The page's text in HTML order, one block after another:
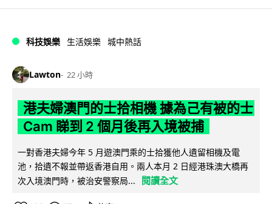
科技娛樂 生活娛樂 城中熱話
Lawton 22 小時
港夫婦澳門的士拾相機 據為己有被的士
Cam 睇到 2 個月後再入境被捕
一對香港夫婦今年 5 月遊澳門乘的士拾獲他人遺留相機及電
池，拾遺不報並帶返香港自用。兩人本月 2 日經港珠澳大橋再
次入境澳門時，被治安警察局...
閱讀全文